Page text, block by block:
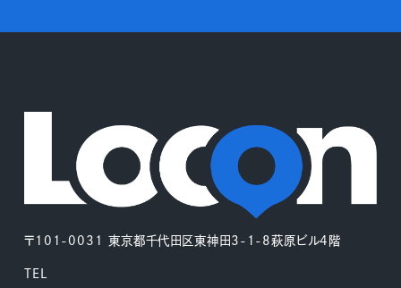
〒101-0031 東京都千代田区東神田3-1-8萩原ビル4階
TEL